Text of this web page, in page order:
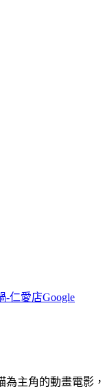
-仁愛店Google
為主角的動畫電影，